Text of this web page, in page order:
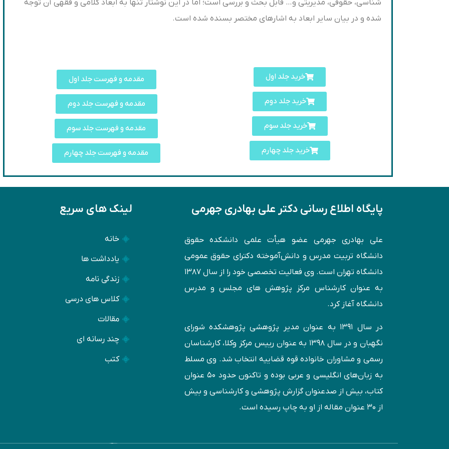
شناسی، حقوقی، مدیریتی و… قابل بحث و بررسی است؛ اما در این نوشتار تنها به ابعاد کلامی و فقهی آن توجه
شده و در بیان سایر ابعاد به اشاره‏ای مختصر بسنده شده است.
خرید جلد اول مقدمه و فهرست جلد اول
خرید جلد دوم مقدمه و فهرست جلد دوم
خرید جلد سوم مقدمه و فهرست جلد سوم
خرید جلد چهارم مقدمه و فهرست جلد چهارم
پایگاه اطلاع رسانی دکتر علی بهادری جهرمی
علی بهادری جهرمی عضو هیأت علمی دانشکده حقوق
دانشگاه تربیت مدرس و دانش‌آموخته دكترای حقوق عمومی
دانشگاه تهران است. وی فعالیت تخصصی خود را از سال ۱۳۸۷
به عنوان کارشناس مركز پژوهش های مجلس و مدرس
دانشگاه آغاز کرد.
در سال ۱۳۹۱ به عنوان مدير پژوهشی پژوهشكده شورای
نگهبان و در سال ۱۳۹۸ به عنوان رییس مرکز وکلا، کارشناسان
رسمی و مشاوران خانواده قوه قضاییه انتخاب شد. وی مسلط
به زبان‌های انگليسی و عربی بوده و تاكنون حدود ۵۰ عنوان
كتاب، بیش از صدعنوان گزارش پژوهشی و کارشناسی و بيش
از ۳۰ عنوان مقاله از او به چاپ رسيده است.
لینک های سریع
خانه
یادداشت ها
زندگی نامه
کلاس های درسی
مقالات
چند رسانه ای
کتب